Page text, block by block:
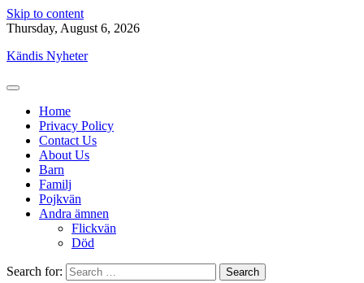
Skip to content
Thursday, August 6, 2026
Kändis Nyheter
Home
Privacy Policy
Contact Us
About Us
Barn
Familj
Pojkvän
Andra ämnen
Flickvän
Död
Search for: